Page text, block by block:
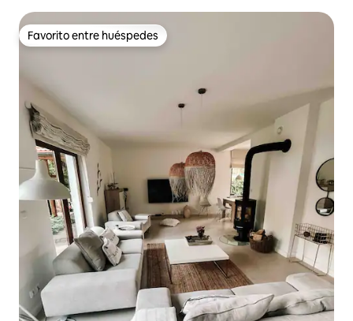
Favorito entre huéspedes
Favorito entre huéspedes